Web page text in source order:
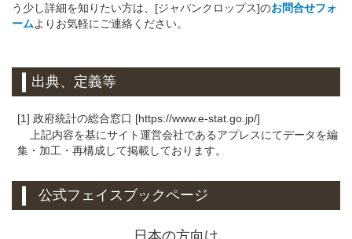
う少し詳細を知りたい方は、[ジャパンクロップス]のお問合せフォ
ームよりお気軽にご連絡ください。
出典、定義等
[1] 政府統計の総合窓口 [https://www.e-stat.go.jp/]
上記内容を基にサイト運営会社であるアプレスにてデータを編
集・加工・再構成して掲載しております。
公式フェイスブックページ
日本の方向け